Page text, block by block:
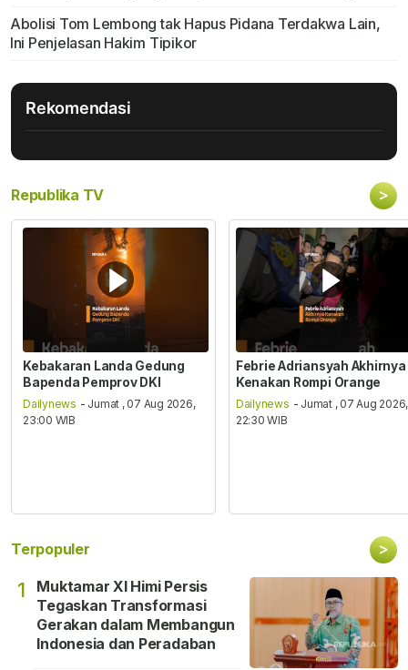
Abolisi Tom Lembong tak Hapus Pidana Terdakwa Lain,
Ini Penjelasan Hakim Tipikor
Rekomendasi
Republika TV >
Kebakaran Landa Gedung
Bapenda Pemprov DKI
Dailynews - Jumat , 07 Aug 2026,
23:00 WIB
Febrie Adriansyah Akhirnya
Kenakan Rompi Orange
Dailynews - Jumat , 07 Aug 2026,
22:30 WIB
Terpopuler >
1
Muktamar XI Himi Persis
Tegaskan Transformasi
Gerakan dalam Membangun
Indonesia dan Peradaban